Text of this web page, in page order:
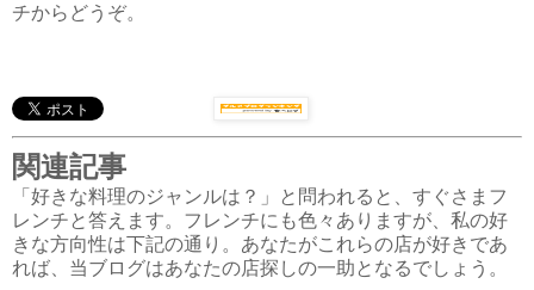
チからどうぞ。
関連記事
「好きな料理のジャンルは？」と問われると、すぐさまフ
レンチと答えます。フレンチにも色々ありますが、私の好
きな方向性は下記の通り。あなたがこれらの店が好きであ
れば、当ブログはあなたの店探しの一助となるでしょう。